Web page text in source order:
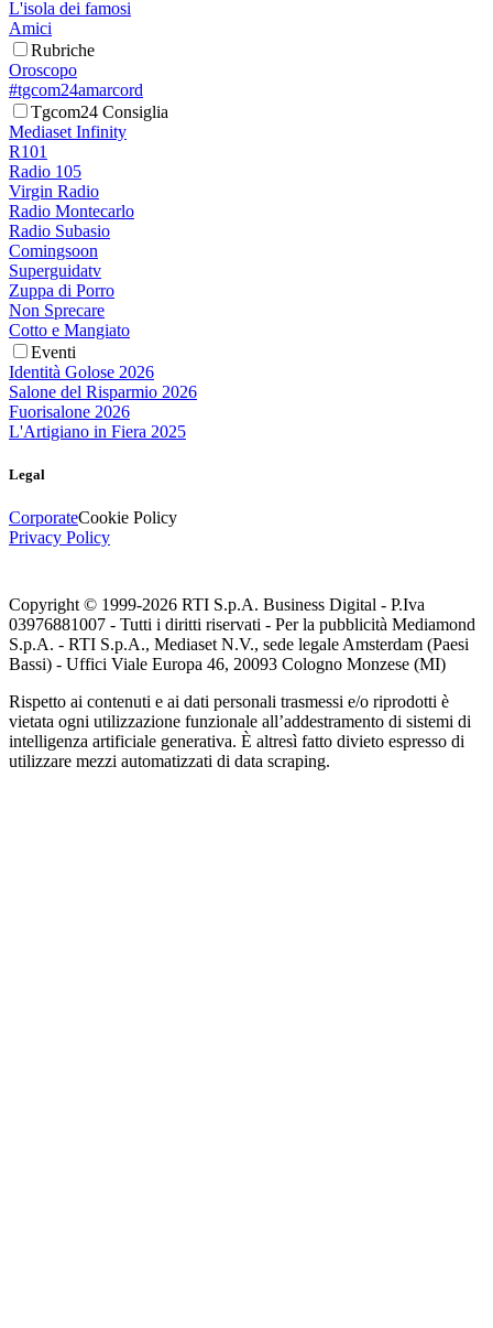
L'isola dei famosi
Amici
Rubriche
Oroscopo
#tgcom24amarcord
Tgcom24 Consiglia
Mediaset Infinity
R101
Radio 105
Virgin Radio
Radio Montecarlo
Radio Subasio
Comingsoon
Superguidatv
Zuppa di Porro
Non Sprecare
Cotto e Mangiato
Eventi
Identità Golose 2026
Salone del Risparmio 2026
Fuorisalone 2026
L'Artigiano in Fiera 2025
Legal
CorporateCookie Policy
Privacy Policy
Copyright © 1999-2026 RTI S.p.A. Business Digital - P.Iva
03976881007 - Tutti i diritti riservati - Per la pubblicità Mediamond
S.p.A. - RTI S.p.A., Mediaset N.V., sede legale Amsterdam (Paesi
Bassi) - Uffici Viale Europa 46, 20093 Cologno Monzese (MI)
Rispetto ai contenuti e ai dati personali trasmessi e/o riprodotti è
vietata ogni utilizzazione funzionale all’addestramento di sistemi di
intelligenza artificiale generativa. È altresì fatto divieto espresso di
utilizzare mezzi automatizzati di data scraping.